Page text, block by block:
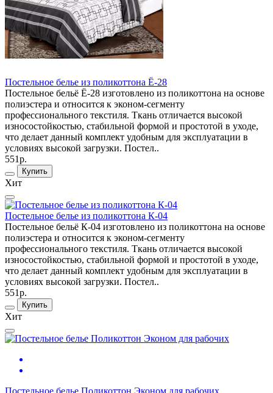
Постельное белье из поликоттона Ё-28
Постельное бельё Ё-28 изготовлено из поликоттона на основе
полиэстера и относится к эконом-сегменту
профессионального текстиля. Ткань отличается высокой
износостойкостью, стабильной формой и простотой в уходе,
что делает данный комплект удобным для эксплуатации в
условиях высокой загрузки. Постел..
551р.
Купить
Хит
Постельное белье из поликоттона К-04
Постельное бельё К-04 изготовлено из поликоттона на основе
полиэстера и относится к эконом-сегменту
профессионального текстиля. Ткань отличается высокой
износостойкостью, стабильной формой и простотой в уходе,
что делает данный комплект удобным для эксплуатации в
условиях высокой загрузки. Постел..
551р.
Купить
Хит
Постельное белье Поликоттон Эконом для рабочих